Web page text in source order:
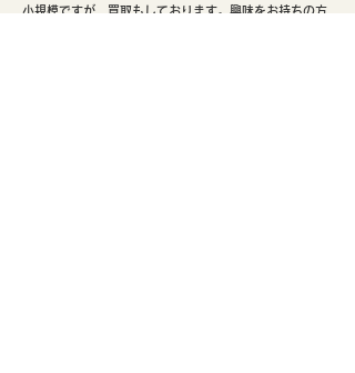
小規模ですが、買取もしております。興味をお持ちの方